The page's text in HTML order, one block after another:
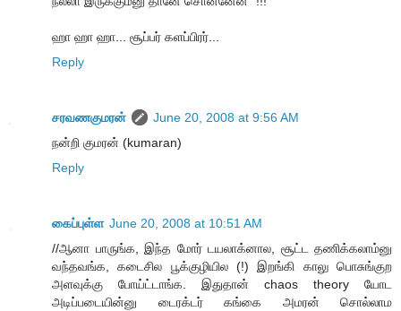
ஹா ஹா ஹா... சூப்பர் களப்பிரர்...
Reply
சரவணகுமரன்
June 20, 2008 at 9:56 AM
நன்றி குமரன் (kumaran)
Reply
கைப்புள்ள June 20, 2008 at 10:51 AM
//ஆனா பாருங்க, இந்த மோர் டயலாக்னால, சூட்ட தணிக்கலாம்னு
வந்தவங்க, கடைசில பூக்குழியில (!) இறங்கி காலு பொசுங்குற
அளவுக்கு போய்ட்டாங்க. இதுதான் chaos theory யோட
அடிப்படையின்னு டைரக்டர் கங்கை அமரன் சொல்லாம